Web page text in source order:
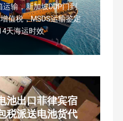
输，新加坡DDP门到
值税，MSDS运输鉴定
天海运时效
池出口菲律宾宿
税派送电池货代